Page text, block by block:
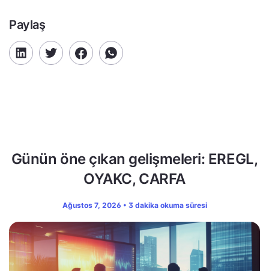
Paylaş
Günün öne çıkan gelişmeleri: EREGL,
OYAKC, CARFA
Ağustos 7, 2026 • 3 dakika okuma süresi